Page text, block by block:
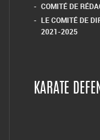
COMITÉ DE
LE COMITÉ DE
2021-2025
KARATE